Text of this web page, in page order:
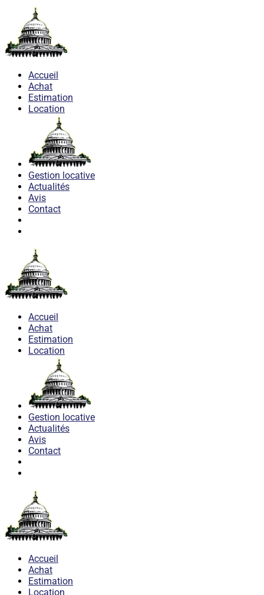
Accueil
Achat
Estimation
Location
Gestion locative
Actualités
Avis
Contact
Accueil
Achat
Estimation
Location
Gestion locative
Actualités
Avis
Contact
Accueil
Achat
Estimation
Location